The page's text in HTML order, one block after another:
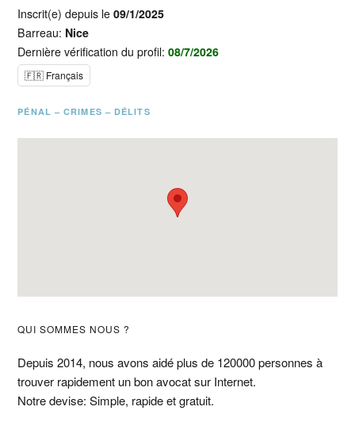
Inscrit(e) depuis le09/1/2025
Barreau: Nice
Dernière vérification du profil:08/7/2026
🇫🇷 Français
PÉNAL – CRIMES – DÉLITS
Barre
latérale
principale
QUI SOMMES NOUS ?
Depuis 2014, nous avons aidé plus de 120000 personnes à
trouver rapidement un bon avocat sur Internet.
Notre devise: Simple, rapide et gratuit.